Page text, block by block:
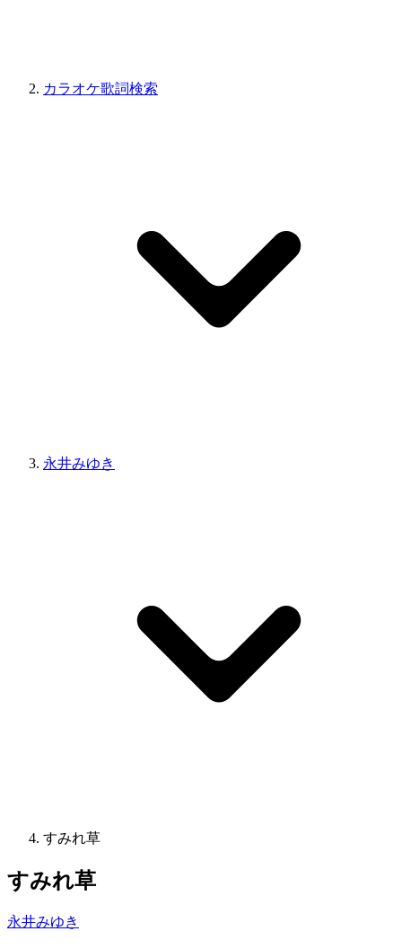
カラオケ歌詞検索
永井みゆき
すみれ草
すみれ草
永井みゆき